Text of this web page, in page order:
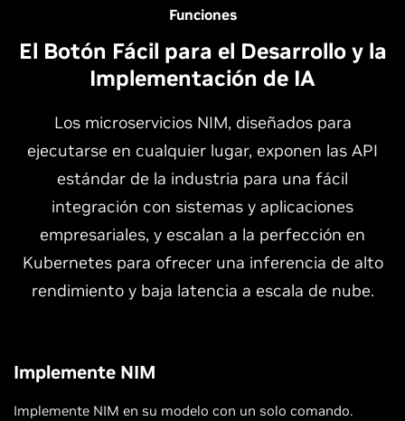
Funciones
El Botón Fácil para el Desarrollo y la
Implementación de IA
Los microservicios NIM, diseñados para
ejecutarse en cualquier lugar, exponen las API
estándar de la industria para una fácil
integración con sistemas y aplicaciones
empresariales, y escalan a la perfección en
Kubernetes para ofrecer una inferencia de alto
rendimiento y baja latencia a escala de nube.
Implemente NIM
Implemente NIM en su modelo con un solo comando.